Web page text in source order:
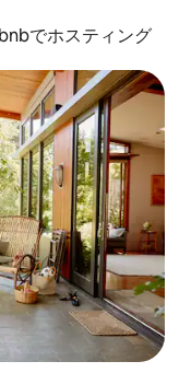
でホスティング